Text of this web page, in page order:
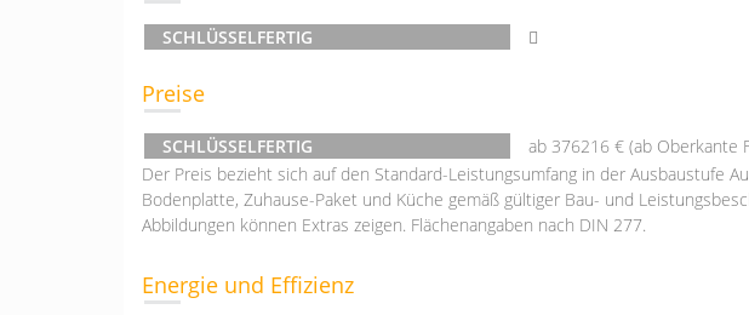
SCHLÜSSELFERTIG
Preise
SCHLÜSSELFERTIG
ab 376216 € (ab Oberkante
Der Preis bezieht sich auf den Standard-Leistungsumfang in der Ausbaustufe
Bodenplatte, Zuhause-Paket und Küche gemäß gültiger Bau- und
Abbildungen können Extras zeigen. Flächenangaben nach DIN 277.
Energie und Effizienz